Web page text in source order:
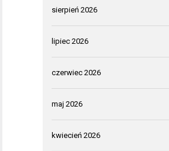
sierpień 2026
lipiec 2026
czerwiec 2026
maj 2026
kwiecień 2026